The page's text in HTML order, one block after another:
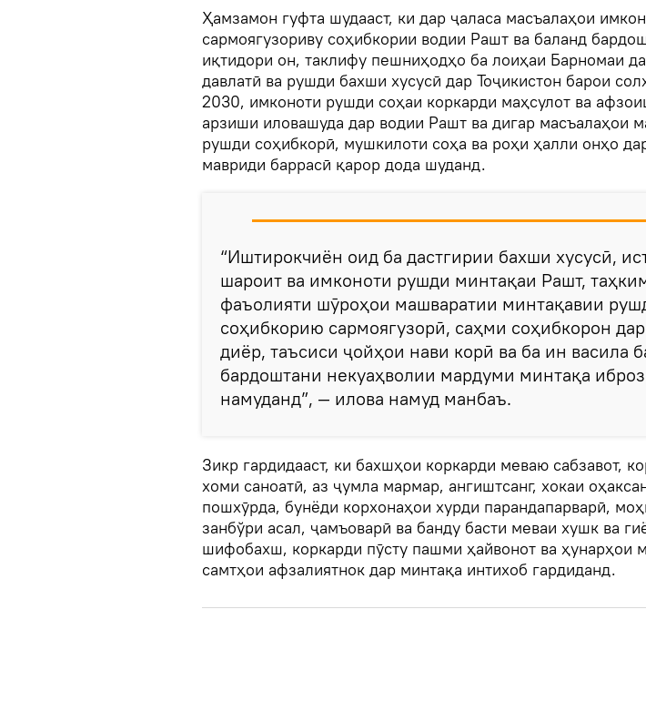
Ҳамзамон гуфта шудааст, ки дар ҷаласа масъалаҳои
сармоягузориву соҳибкории водии Рашт ва баланд
иқтидори он, таклифу пешниҳодҳо ба лоиҳаи Барномаи
давлатӣ ва рушди бахши хусусӣ дар Тоҷикистон барои
2030, имконоти рушди соҳаи коркарди маҳсулот ва
арзиши иловашуда дар водии Рашт ва дигар масъалаҳои
рушди соҳибкорӣ, мушкилоти соҳа ва роҳи ҳалли онҳо
мавриди баррасӣ қарор дода шуданд.
“Иштирокчиён оид ба дастгирии бахши хусусӣ,
шароит ва имконоти рушди минтақаи Рашт,
фаъолияти шӯроҳои машваратии минтақавии
соҳибкорию сармоягузорӣ, саҳми соҳибкорон
диёр, таъсиси ҷойҳои нави корӣ ва ба ин васила
бардоштани некуаҳволии мардуми минтақа
намуданд”, — илова намуд манбаъ.
Зикр гардидааст, ки бахшҳои коркарди меваю сабзавот,
хоми саноатӣ, аз ҷумла мармар, ангиштсанг, хокаи
пошхӯрда, бунёди корхонаҳои хурди парандапарварӣ,
занбўри асал, ҷамъоварӣ ва банду басти меваи хушк ва
шифобахш, коркарди пӯсту пашми ҳайвонот ва ҳунарҳои
самтҳои афзалиятнок дар минтақа интихоб гардиданд.